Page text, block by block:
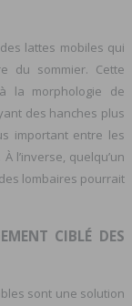
lattes mobiles qui
du sommier. Cette
la morphologie de
des hanches plus
important entre les
l’inverse, quelqu’un
lombaires pourrait
CIBLÉ DES
sont une solution